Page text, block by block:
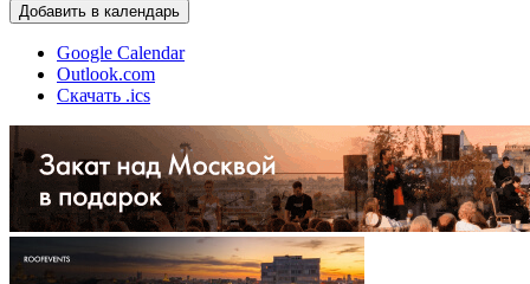
Добавить в календарь
Google Calendar
Outlook.com
Скачать .ics